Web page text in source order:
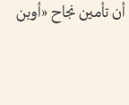
أن تأمين نجاح «أوبن